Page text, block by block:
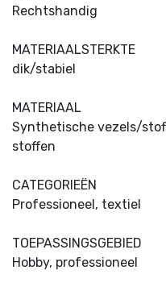
Rechtshandig
MATERIAALSTERKTE
dik/stabiel
MATERIAAL
Synthetische vezels/
stoffen
CATEGORIEËN
Professioneel, textiel
TOEPASSINGSGEBIED
Hobby, professioneel